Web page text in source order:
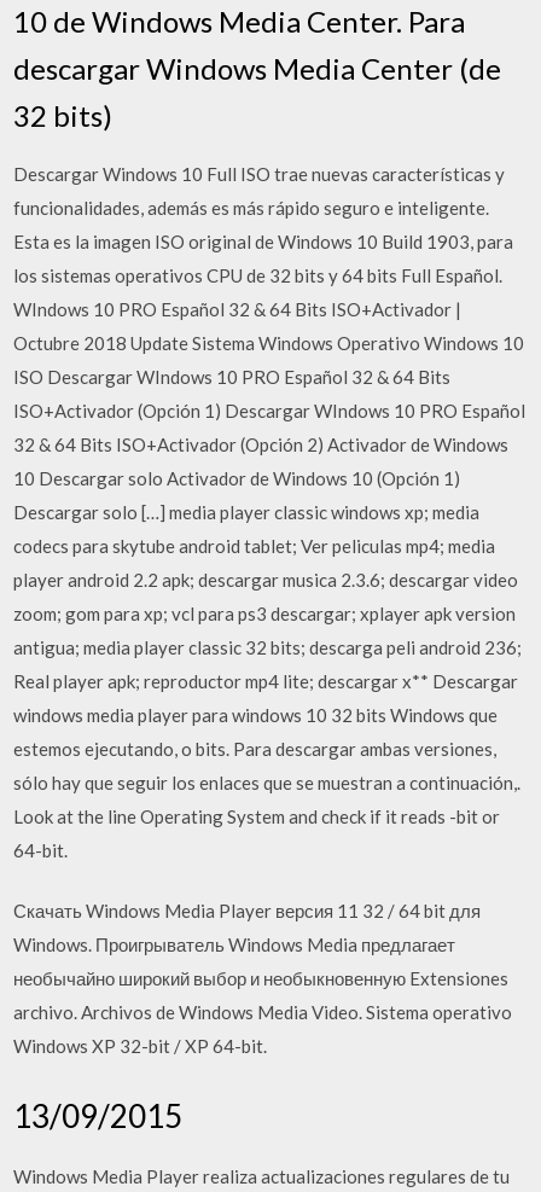
10 de Windows Media Center. Para
descargar Windows Media Center (de
32 bits)
Descargar Windows 10 Full ISO trae nuevas características y
funcionalidades, además es más rápido seguro e inteligente.
Esta es la imagen ISO original de Windows 10 Build 1903, para
los sistemas operativos CPU de 32 bits y 64 bits Full Español.
WIndows 10 PRO Español 32 & 64 Bits ISO+Activador |
Octubre 2018 Update Sistema Windows Operativo Windows 10
ISO Descargar WIndows 10 PRO Español 32 & 64 Bits
ISO+Activador (Opción 1) Descargar WIndows 10 PRO Español
32 & 64 Bits ISO+Activador (Opción 2) Activador de Windows
10 Descargar solo Activador de Windows 10 (Opción 1)
Descargar solo […] media player classic windows xp; media
codecs para skytube android tablet; Ver peliculas mp4; media
player android 2.2 apk; descargar musica 2.3.6; descargar video
zoom; gom para xp; vcl para ps3 descargar; xplayer apk version
antigua; media player classic 32 bits; descarga peli android 236;
Real player apk; reproductor mp4 lite; descargar x** Descargar
windows media player para windows 10 32 bits Windows que
estemos ejecutando, o bits. Para descargar ambas versiones,
sólo hay que seguir los enlaces que se muestran a continuación,.
Look at the line Operating System and check if it reads -bit or
64-bit.
Скачать Windows Media Player версия 11 32 / 64 bit для
Windows. Проигрыватель Windows Media предлагает
необычайно широкий выбор и необыкновенную Extensiones
archivo. Archivos de Windows Media Video. Sistema operativo
Windows XP 32-bit / XP 64-bit.
13/09/2015
Windows Media Player realiza actualizaciones regulares de tu